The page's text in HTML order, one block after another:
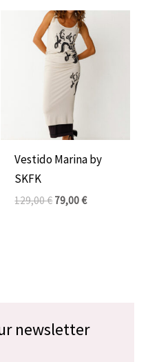
Vestido Marina by
SKFK
129,00€
El
precio
original
era:
129,00 €.
79,00€
precio
actual
es:
newsletter